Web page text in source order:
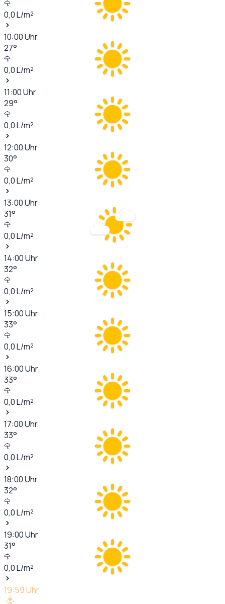
0,0L/m²
10:00Uhr
27°
0,0L/m²
11:00Uhr
29°
0,0L/m²
12:00Uhr
30°
0,0L/m²
13:00Uhr
31°
0,0L/m²
14:00Uhr
32°
0,0L/m²
15:00Uhr
33°
0,0L/m²
16:00Uhr
33°
0,0L/m²
17:00Uhr
33°
0,0L/m²
18:00Uhr
32°
0,0L/m²
19:00Uhr
31°
0,0L/m²
19:59Uhr